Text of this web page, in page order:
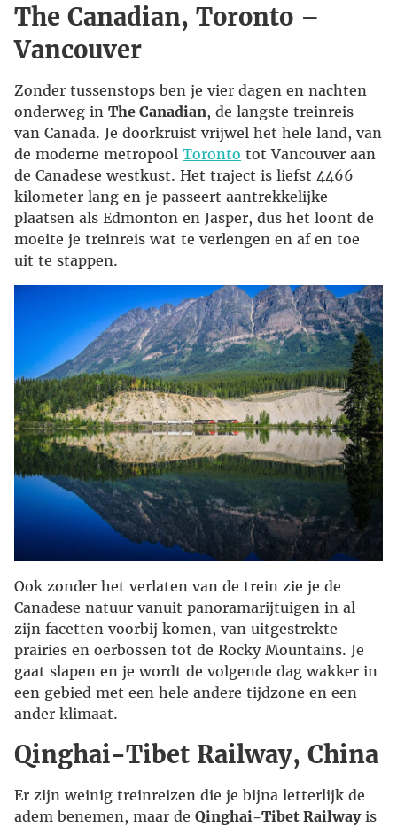
The Canadian, Toronto –
Vancouver
Zonder tussenstops ben je vier dagen en nachten
onderweg in The Canadian, de langste treinreis
van Canada. Je doorkruist vrijwel het hele land, van
de moderne metropool Toronto tot Vancouver aan
de Canadese westkust. Het traject is liefst 4466
kilometer lang en je passeert aantrekkelijke
plaatsen als Edmonton en Jasper, dus het loont de
moeite je treinreis wat te verlengen en af en toe
uit te stappen.
Ook zonder het verlaten van de trein zie je de
Canadese natuur vanuit panoramarijtuigen in al
zijn facetten voorbij komen, van uitgestrekte
prairies en oerbossen tot de Rocky Mountains. Je
gaat slapen en je wordt de volgende dag wakker in
een gebied met een hele andere tijdzone en een
ander klimaat.
Qinghai-Tibet Railway, China
Er zijn weinig treinreizen die je bijna letterlijk de
adem benemen, maar de Qinghai-Tibet Railwayis